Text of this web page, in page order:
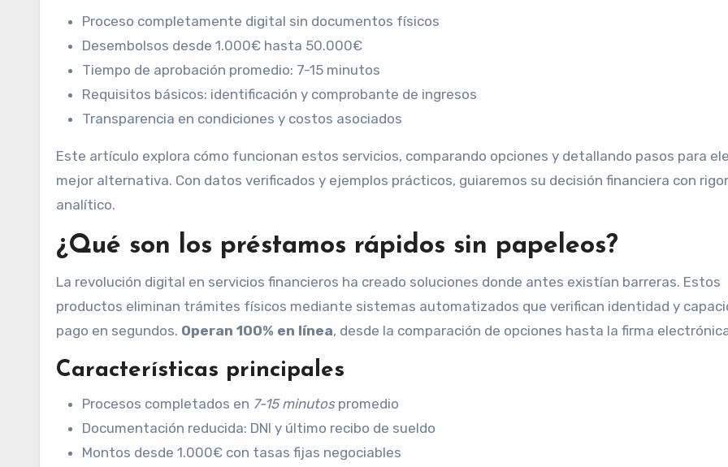
Proceso completamente digital sin documentos físicos
Desembolsos desde 1.000€ hasta 50.000€
Tiempo de aprobación promedio: 7-15 minutos
Requisitos básicos: identificación y comprobante de ingresos
Transparencia en condiciones y costos asociados
Este artículo explora cómo funcionan estos servicios, comparando opciones y detallando pasos para
mejor alternativa. Con datos verificados y ejemplos prácticos, guiaremos su decisión financiera con rigor
analítico.
¿Qué son los préstamos rápidos sin papeleos?
La revolución digital en servicios financieros ha creado soluciones donde antes existían barreras. Estos
productos eliminan trámites físicos mediante sistemas automatizados que verifican identidad y
pago en segundos. Operan 100% en línea, desde la comparación de opciones hasta la firma
Características principales
Procesos completados en 7-15 minutospromedio
Documentación reducida: DNI y último recibo de sueldo
Montos desde 1.000€ con tasas fijas negociables